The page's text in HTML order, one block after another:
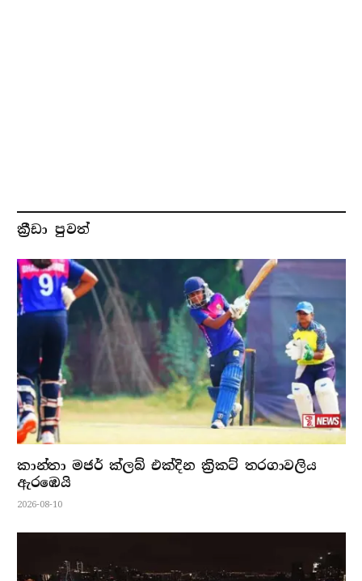
ක්‍රීඩා පුවත්
කාන්තා මජර් ක්ලබ් එක්දින ක්‍රිකට් තරගාවලිය
ඇරඹෙයි
2026-08-10